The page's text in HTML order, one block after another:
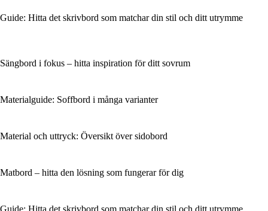
Guide: Hitta det skrivbord som matchar din stil och ditt utrymme
Sängbord i fokus – hitta inspiration för ditt sovrum
Materialguide: Soffbord i många varianter
Material och uttryck: Översikt över sidobord
Matbord – hitta den lösning som fungerar för dig
Guide: Hitta det skrivbord som matchar din stil och ditt utrymme